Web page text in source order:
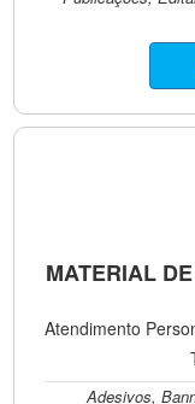
MATERIAL
Atendimento
Adesivos,